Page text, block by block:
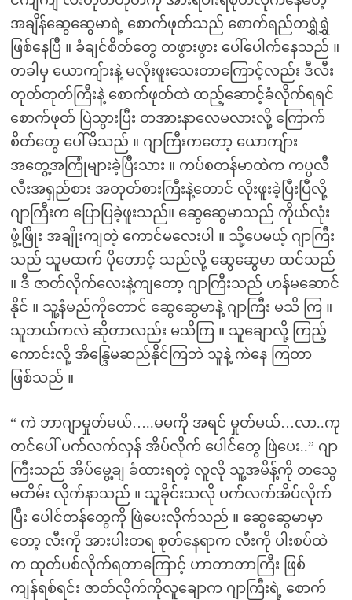
အချိန်ဆွေဆွေမာရဲ့ စောက်ဖုတ်သည် စောက်ရည်တရွှဲရွှဲ
ဖြစ်နေပြီ ။ ခံချင်စိတ်တွေ တဖွားဖွား ပေါ်ပေါက်နေသည် ။
တခါမှ ယောကျ်ားနဲ့ မလိုးဖူးသေးတာကြောင့်လည်း ဒီလီး
တုတ်တုတ်ကြီးနဲ့ စောက်ဖုတ်ထဲ ထည့်ဆောင့်ခံလိုက်ရရင်
စောက်ဖုတ် ပြဲသွားပြီး တအားနာလေမလားလို့ ကြောက်
စိတ်တွေ ပေါ်မိသည် ။ ဂျာကြီးကတော့ ယောကျ်ား
အတွေ့အကြုံများခဲ့ပြီးသား ။ ကပ်စတန်မာထဲက ကပ္ပလီ
လီးအရှည်စား အတုတ်စားကြီးနဲ့တောင် လိုးဖူးခဲ့ပြီးပြီလို့
ဂျာကြီးက ပြောပြခဲ့ဖူးသည်။ ဆွေဆွေမာသည် ကိုယ်လုံး
ဖွံ့ဖြိုး အချိုးကျတဲ့ ကောင်မလေးပါ ။ သို့ပေမယ့် ဂျာကြီး
သည် သူမထက် ပိုတောင့် သည်လို့ ဆွေဆွေမာ ထင်သည်
။ ဒီ ဇာတ်လိုက်လေးနဲ့ကျတော့ ဂျာကြီးသည် ဟန်မဆောင်
နိုင် ။ သူ့နံမည်ကိုတောင် ဆွေဆွေမာနဲ့ ဂျာကြီး မသိ ကြ ။
သူဘယ်ကလဲ ဆိုတာလည်း မသိကြ ။ သူချောလို့ ကြည့်
ကောင်းလို့ အိန္ဒြေမဆည်နိုင်ကြဘဲ သူနဲ့ ကဲနေ ကြတာ
ဖြစ်သည် ။
“ ကဲ ဘာဂျာမှုတ်မယ်…..မမကို အရင် မှုတ်မယ်…လာ..ကု
တင်ပေါ် ပက်လက်လှန် အိပ်လိုက် ပေါင်တွေ ဖြဲပေး..” ဂျာ
ကြီးသည် အိပ်မွေ့ချ ခံထားရတဲ့ လူလို သူ့အမိန့်ကို တသွေ
မတိမ်း လိုက်နာသည် ။ သူခိုင်းသလို ပက်လက်အိပ်လိုက်
ပြီး ပေါင်တန်တွေကို ဖြဲပေးလိုက်သည် ။ ဆွေဆွေမာမှာ
တော့ လီးကို အားပါးတရ စုတ်နေရာက လီးကို ပါးစပ်ထဲ
က ထုတ်ပစ်လိုက်ရတာကြောင့် ဟာတာတာကြီး ဖြစ်
ကျန်ရစ်ရင်း ဇာတ်လိုက်ကိုလူချောက ဂျာကြီးရဲ့ စောက်